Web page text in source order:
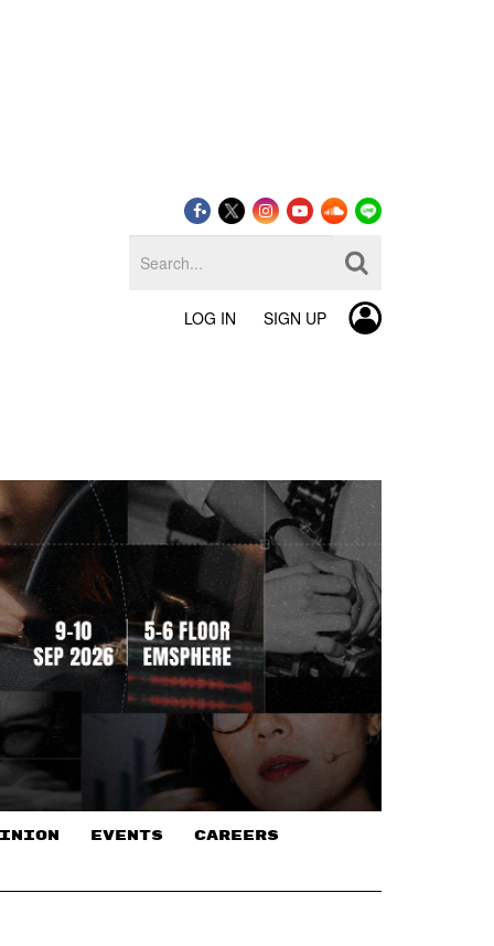
LOG IN SIGN UP
EVENTS CAREERS